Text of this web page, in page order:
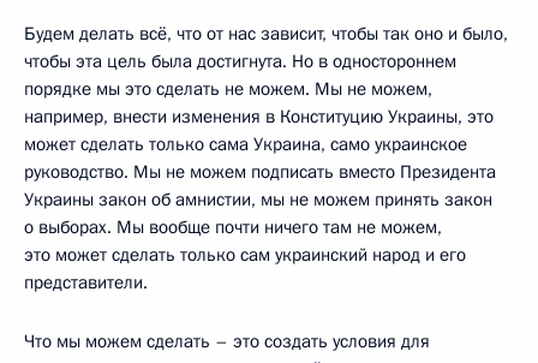
Будем делать всё, что от нас зависит, чтобы так оно и было,
чтобы эта цель была достигнута. Но в одностороннем
порядке мы это сделать не можем. Мы не можем,
например, внести изменения в Конституцию Украины, это
может сделать только сама Украина, само украинское
руководство. Мы не можем подписать вместо Президента
Украины закон об амнистии, мы не можем принять закон
о выборах. Мы вообще почти ничего там не можем,
это может сделать только сам украинский народ и его
представители.
Что мы можем сделать – это создать условия для